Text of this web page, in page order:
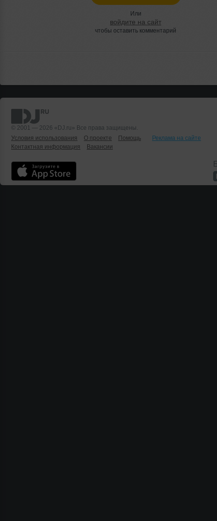
Или
войдите на сайт
чтобы оставить комментарий
© 2001 — 2026 «DJ.ru» Все права защищены.
Условия использования
О проекте Помощь
Реклама на сайте
Контактная информация
Вакансии